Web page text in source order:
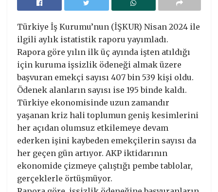
Türkiye İş Kurumu’nun (İŞKUR) Nisan 2024 ile
ilgili aylık istatistik raporu yayımladı.
Rapora göre yılın ilk üç ayında işten atıldığı
için kuruma işsizlik ödeneği almak üzere
başvuran emekçi sayısı 407 bin 539 kişi oldu.
Ödenek alanların sayısı ise 195 binde kaldı.
Türkiye ekonomisinde uzun zamandır
yaşanan kriz hali toplumun geniş kesimlerini
her açıdan olumsuz etkilemeye devam
ederken işini kaybeden emekçilerin sayısı da
her geçen gün artıyor. AKP iktidarının
ekonomide çizmeye çalıştığı pembe tablolar,
gerçeklerle örtüşmüyor.